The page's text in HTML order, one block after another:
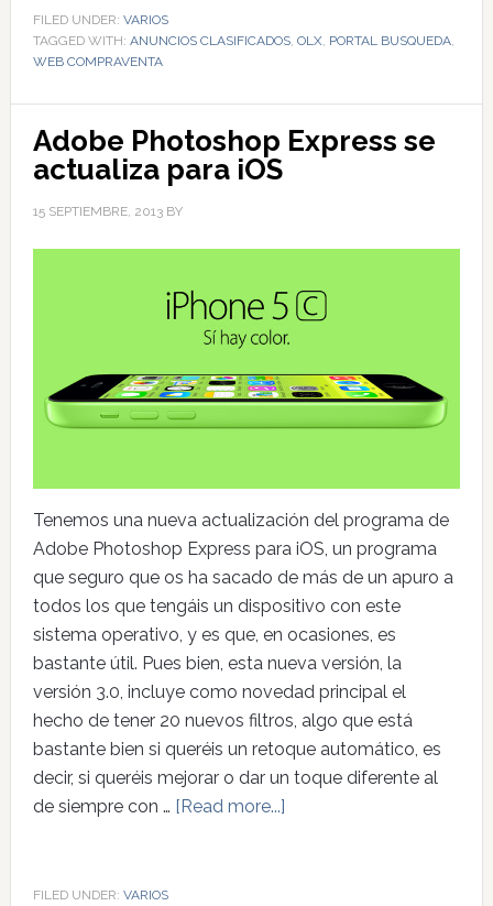
FILED UNDER: VARIOS
TAGGED WITH: ANUNCIOS CLASIFICADOS, OLX, PORTAL BUSQUEDA,
WEB COMPRAVENTA
Adobe Photoshop Express se
actualiza para iOS
15 SEPTIEMBRE, 2013BY
Tenemos una nueva actualización del programa de
Adobe Photoshop Express para iOS, un programa
que seguro que os ha sacado de más de un apuro a
todos los que tengáis un dispositivo con este
sistema operativo, y es que, en ocasiones, es
bastante útil. Pues bien, esta nueva versión, la
versión 3.0, incluye como novedad principal el
hecho de tener 20 nuevos filtros, algo que está
bastante bien si queréis un retoque automático, es
decir, si queréis mejorar o dar un toque diferente al
de siempre con … [Read more...]
FILED UNDER: VARIOS